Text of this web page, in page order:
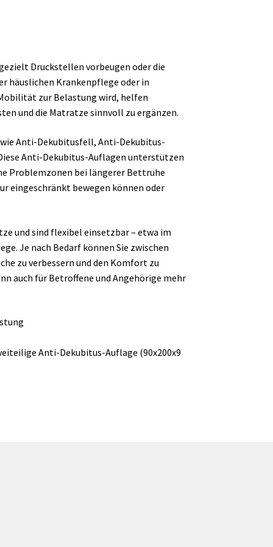
Produktseite
gewählt
werden
Druckstellen vorbeugen oder die
häuslichen Krankenpflege oder in
zur Belastung wird, helfen
und die Matratze sinnvoll zu ergänzen.
Anti-Dekubitusfell, Anti-Dekubitus-
Anti-Dekubitus-Auflagen unterstützen
Problemzonen bei längerer Bettruhe
eingeschränkt bewegen können oder
und sind flexibel einsetzbar – etwa im
Je nach Bedarf können Sie zwischen
zu verbessern und den Komfort zu
auch für Betroffene und Angehörige mehr
Anti-Dekubitus-Auflage (90x200x9